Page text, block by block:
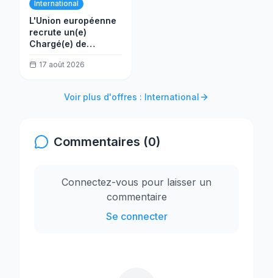
International
L'Union européenne
recrute un(e)
Chargé(e) de
Investissement
17 août 2026
Voir plus d'offres : International
Commentaires (0)
Connectez-vous pour laisser un
commentaire
Se connecter